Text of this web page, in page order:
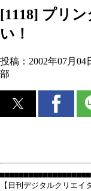
[1118] プリ
い！
投稿： 2002年07月04
部
【日刊デジタルクリ